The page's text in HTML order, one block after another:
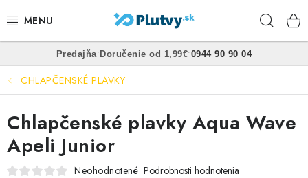
na
PLÁVANIE
ŠNORCHLOVANIE
FREEDIVING
SPEARFISHING
Predajňa• Doručenie od 1,99€• 0944 90 90 04
CHLAPČENSKÉ PLAVKY
Chlapčenské plavky Aqua Wave
Apeli Junior
Neohodnotené Podrobnosti hodnotenia